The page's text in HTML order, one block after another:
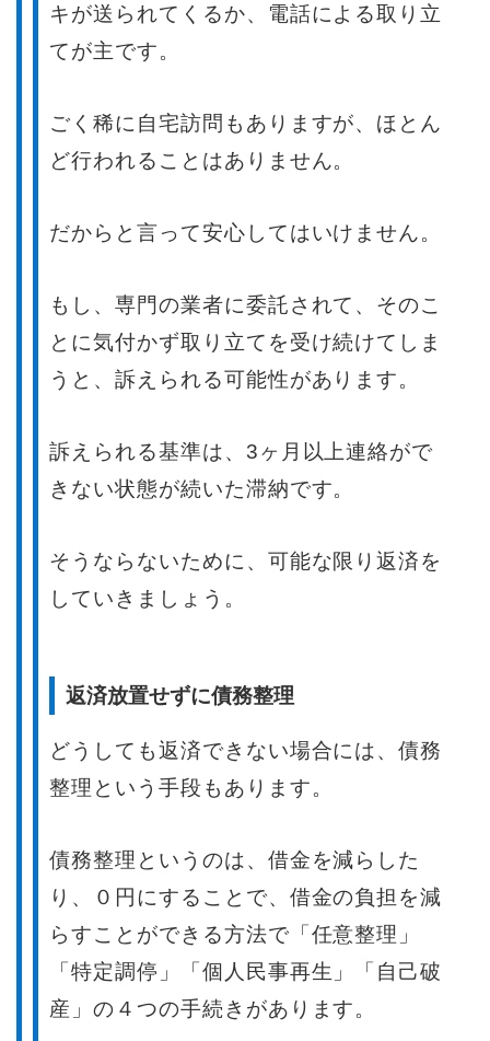
キが送られてくるか、電話による取り立
てが主です。
ごく稀に自宅訪問もありますが、ほとん
ど行われることはありません。
だからと言って安心してはいけません。
もし、専門の業者に委託されて、そのこ
とに気付かず取り立てを受け続けてしま
うと、訴えられる可能性があります。
訴えられる基準は、3ヶ月以上連絡がで
きない状態が続いた滞納です。
そうならないために、可能な限り返済を
していきましょう。
返済放置せずに債務整理
どうしても返済できない場合には、債務
整理という手段もあります。
債務整理というのは、借金を減らした
り、０円にすることで、借金の負担を減
らすことができる方法で「任意整理」
「特定調停」「個人民事再生」「自己破
産」の４つの手続きがあります。